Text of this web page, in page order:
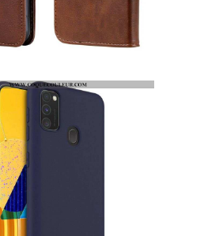
HOUSSE SAMSUNG GALAXY M21 VINTAGE PORTE-MONNAIE